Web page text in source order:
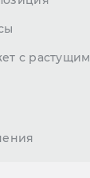
с растущим